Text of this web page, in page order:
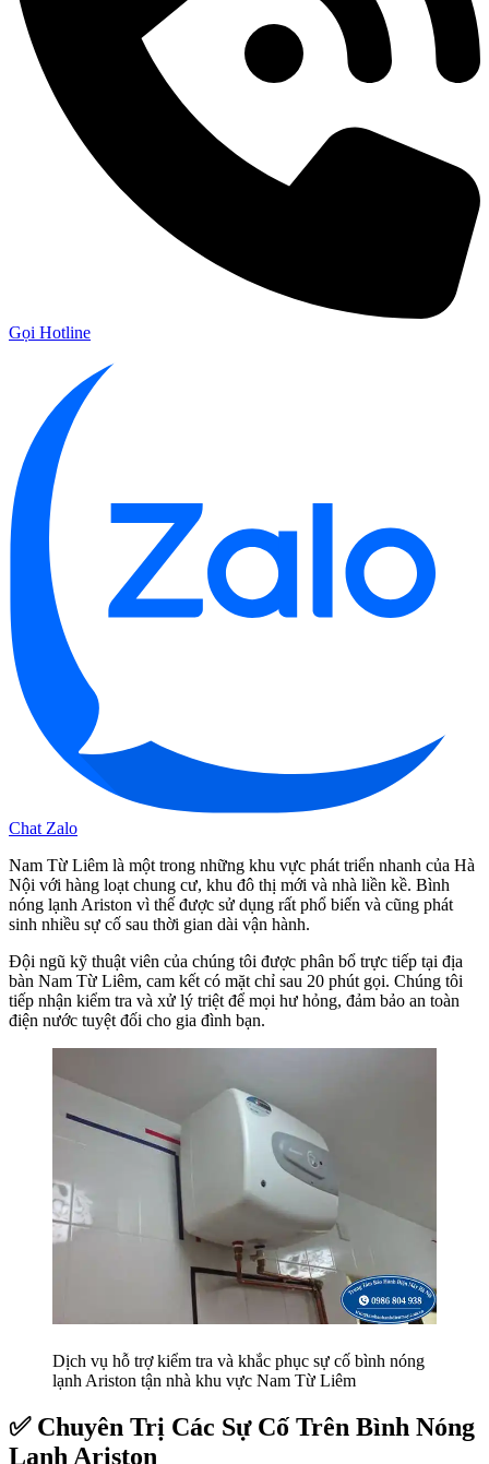
Gọi Hotline
Chat Zalo
Nam Từ Liêm là một trong những khu vực phát triển nhanh của Hà
Nội với hàng loạt chung cư, khu đô thị mới và nhà liền kề. Bình
nóng lạnh Ariston vì thế được sử dụng rất phổ biến và cũng phát
sinh nhiều sự cố sau thời gian dài vận hành.
Đội ngũ kỹ thuật viên của chúng tôi được phân bổ trực tiếp tại địa
bàn Nam Từ Liêm, cam kết có mặt chỉ sau 20 phút gọi. Chúng tôi
tiếp nhận kiểm tra và xử lý triệt để mọi hư hỏng, đảm bảo an toàn
điện nước tuyệt đối cho gia đình bạn.
Dịch vụ hỗ trợ kiểm tra và khắc phục sự cố bình nóng
lạnh Ariston tận nhà khu vực Nam Từ Liêm
✅ Chuyên Trị Các Sự Cố Trên Bình Nóng
Lạnh Ariston